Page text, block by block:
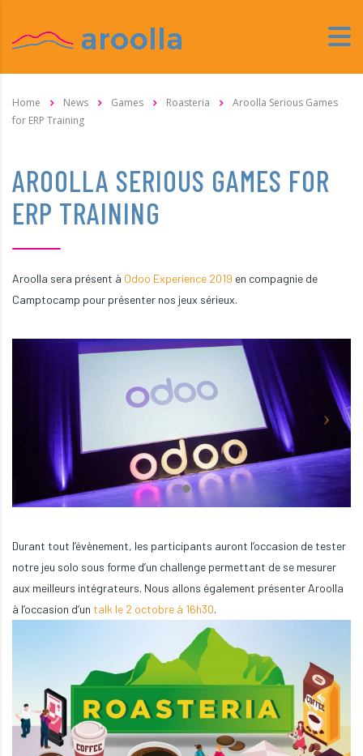
Home News Games Roasteria
Aroolla Serious Games
for ERP Training
AROOLLA SERIOUS GAMES FOR
ERP TRAINING
Aroolla sera présent à Odoo Experience 2019 en compagnie de
Camptocamp pour présenter nos jeux sérieux.
Durant tout l’évènement, les participants auront l’occasion de tester
notre jeu solo sous forme d’un challenge permettant de se mesurer
aux meilleurs intégrateurs. Nous allons également présenter Aroolla
à l’occasion d’un talk le 2 octobre à 16h30.